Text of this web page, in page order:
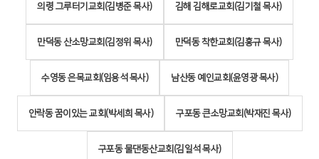
의령 그루터기교회(김병준 목사) 김해 김해로교회(김기철 목사)
만덕동 산소망교회(김정위 목사) 만덕동 착한교회(김홍규 목사)
수영동 은목교회(임용석 목사) 남산동 예인교회(윤영광 목사)
안락동 꿈이있는 교회(박세희 목사) 구포동 큰소망교회(박재진 목사)
구포동 물댄동산교회(김일석 목사)